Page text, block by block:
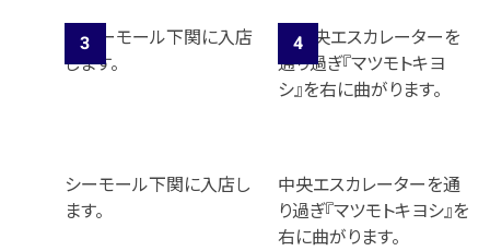
メールで無料相談する
シーモール下関に入店し
ます。
中央エスカレーターを通
り過ぎ『マツモトキヨシ』を
右に曲がります。